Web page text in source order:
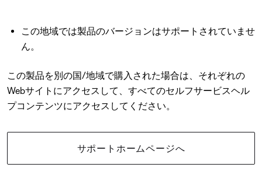
この地域では製品のバージョンはサポートされていませ
ん。
この製品を別の国/地域で購入された場合は、それぞれの
Webサイトにアクセスして、すべてのセルフサービスヘル
プコンテンツにアクセスしてください。
サポートホームページへ